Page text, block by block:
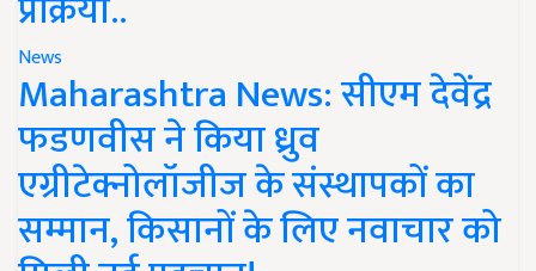
News
Maharashtra News: सीएम देवेंद्र
फडणवीस ने किया ध्रुव
एग्रीटेक्नोलॉजीज के संस्थापकों का
सम्मान, किसानों के लिए नवाचार को